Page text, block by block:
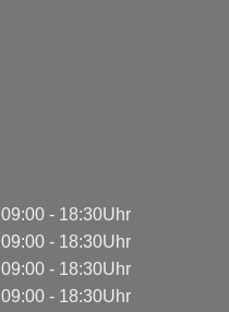
09:00 - 18:30Uhr
09:00 - 18:30Uhr
09:00 - 18:30Uhr
09:00 - 18:30Uhr